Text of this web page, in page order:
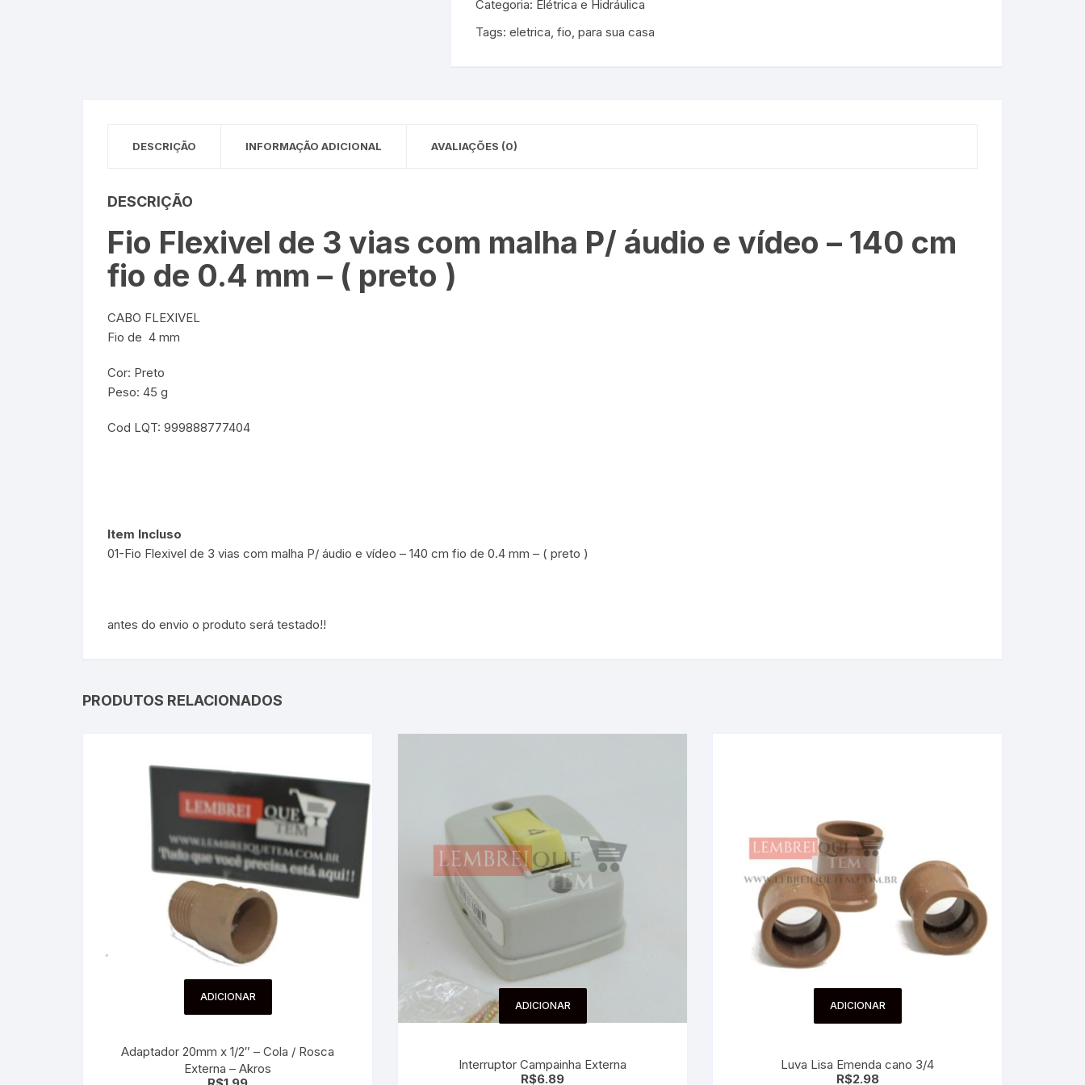
chaveiro
Categoria: Elétrica e Hidráulica
Tags: eletrica, fio, para sua casa
DESCRIÇÃO INFORMAÇÃO ADICIONAL AVALIAÇÕES (0)
DESCRIÇÃO
Fio Flexivel de 3 vias com malha P/ áudio e vídeo – 140 cm
fio de 0.4 mm – ( preto )
CABO FLEXIVEL
Fio de 4 mm
Cor: Preto
Peso: 45 g
Cod LQT: 999888777404
Item Incluso
01-Fio Flexivel de 3 vias com malha P/ áudio e vídeo – 140 cm fio de 0.4 mm – ( preto )
antes do envio o produto será testado!!
PRODUTOS RELACIONADOS
ADICIONAR
Adaptador 20mm x 1/2″ – Cola / Rosca
Externa – Akros
ADICIONAR
Interruptor Campainha Externa
R$6.89
ADICIONAR
Luva Lisa Emenda cano 3/4
R$2.98